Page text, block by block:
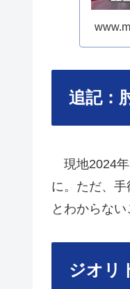
追記：
現地2024年
に。ただ、
とわからな
ジオリ